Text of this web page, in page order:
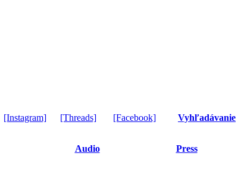
[Instagram] [Threads] [Facebook] Vyhľadávanie
Audio Press